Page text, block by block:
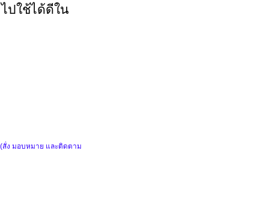
ไปใช้ได้ดีใน
(สั่ง มอบหมาย และติดตาม